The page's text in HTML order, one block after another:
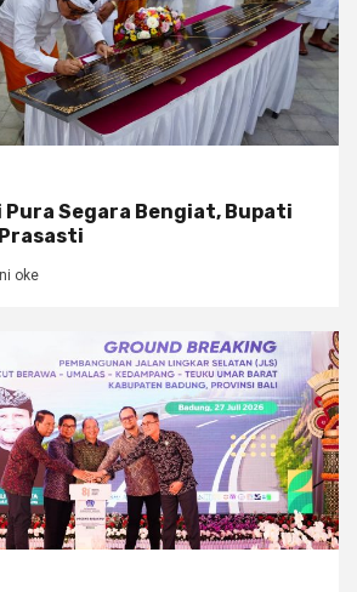
Pura Segara Bengiat, Bupati
oke